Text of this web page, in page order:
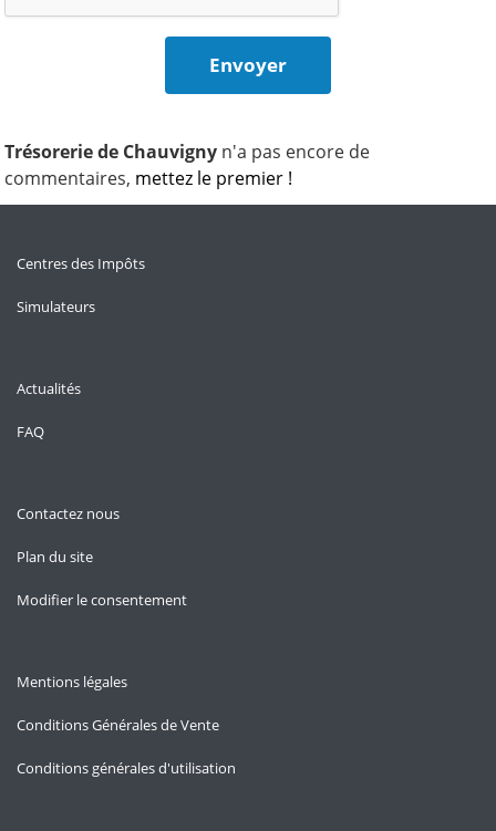
Trésorerie de Chauvigny n'a pas encore de
commentaires, mettez le premier !
Centres des Impôts
Simulateurs
Actualités
FAQ
Contactez nous
Plan du site
Modifier le consentement
Mentions légales
Conditions Générales de Vente
Conditions générales d'utilisation